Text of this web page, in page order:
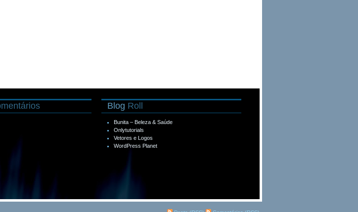
Blog Roll
Bunita – Beleza & Saúde
Onlytutorials
Vetores e Logos
WordPress Planet